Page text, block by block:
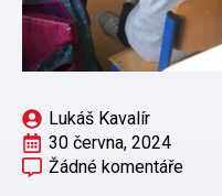
Lukáš Kavalír
30 června, 2024
Žádné komentáře